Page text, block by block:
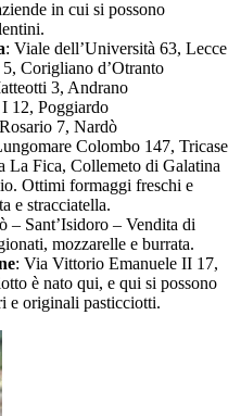
in cui si possono
: Viale dell’Università 63, Lecce
Corigliano d’Otranto
3, Andrano
12, Poggiardo
7, Nardò
Colombo 147, Tricase
La Fica, Collemeto di Galatina
Ottimi formaggi freschi e
e stracciatella.
– Sant’Isidoro – Vendita di
mozzarelle e burrata.
: Via Vittorio Emanuele II 17,
è nato qui, e qui si possono
e originali pasticciotti.